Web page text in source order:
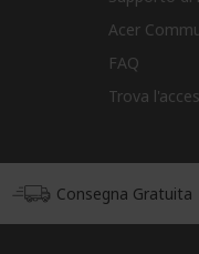
Acer
FAQ
Trova
Consegna Gratuita